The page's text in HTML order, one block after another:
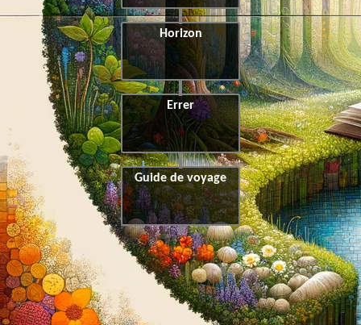
Horizon
Errer
Guide de voyage